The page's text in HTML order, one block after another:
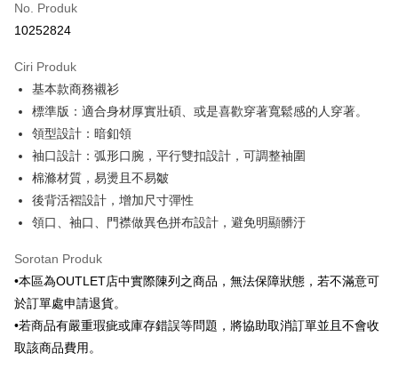
Ansuran Kad Kredit
Taiwan Cooperative Bank
Hua Nan Commercial
Bank
Bank
The Shanghai
Commercial & Savings
Bank
Fubon
Bank Cathay United
Commercial Bank
Taiwan Business Bank
Taichung Commercial
HSBC Bank (Taiwan)
Limited
Union Bank of Taiwan
Yuanta Commercial Bank
Bank SinoPac
Bank Komersial E.SUN
6 ansuran pada kadar faedah 0,
ansuran
Taiwan Cooperative Bank
Bank Komersial Pertama
Hua Nan Commercial Bank
The Shanghai Commercial &
Savings Bank
Bank Komersial Taipei Fubon
Bank Cathay United
Bank
Taiwan Business Bank
Taichung Commercial Bank
Yuanta Commercial Bank
Bank SinoPac
Bank Komersial E.SUN
Bank Antarabangsa Taishin
Bank CTBC
Syarikat Kad Kredit Rakuten
LINE Pay
Apple Pay
JKOPAY
Easy Wallet
Google Pay
Plus PAY
AFTEE
Deskripsi
No. Produk
10252824
Ciri Produk
基本款商務襯衫
標準版：適合身材厚實壯碩、或是喜歡穿著寬鬆感的人穿著。
領型設計：暗釦領
袖口設計：弧形口腕，平行雙扣設計，可調整袖圍
棉滌材質，易燙且不易皺
後背活褶設計，增加尺寸彈性
領口、袖口、門襟做異色拼布設計，避免明顯髒汙
Sorotan Produk
•本區為OUTLET店中實際陳列之商品，無法保障狀態，若不滿意可
於訂單處申請退貨。
•若商品有嚴重瑕疵或庫存錯誤等問題，將協助取消訂單並且不會收
取該商品費用。